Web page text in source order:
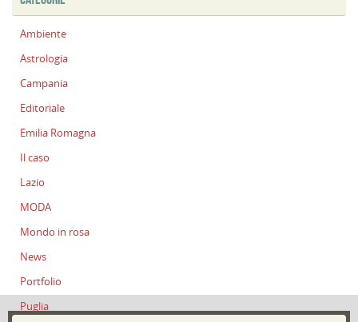
Ambiente
Astrologia
Campania
Editoriale
Emilia Romagna
Il caso
Lazio
MODA
Mondo in rosa
News
Portfolio
Puglia